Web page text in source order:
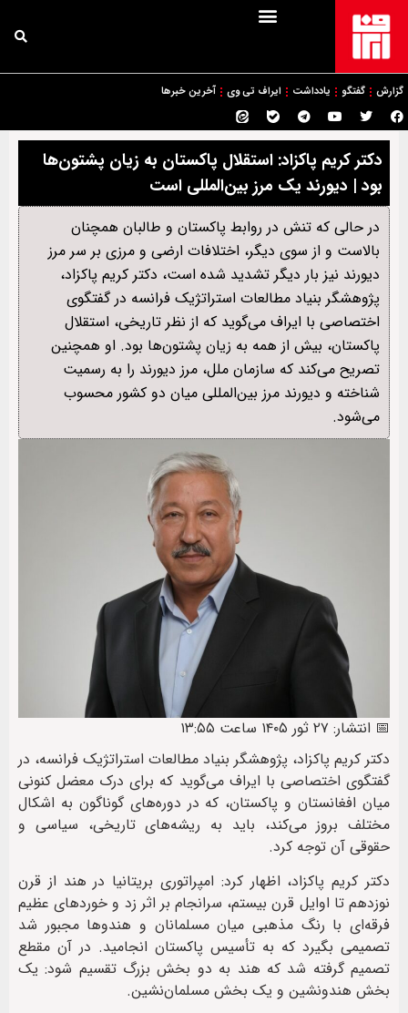
گزارش گفتگو یادداشت ایراف تی وی آخرین خبرها
دکتر کریم پاکزاد: استقلال پاکستان به زیان پشتون‌ها
بود | دیورند یک مرز بین‌المللی است
در حالی که تنش در روابط پاکستان و طالبان همچنان
بالاست و از سوی دیگر، اختلافات ارضی و مرزی بر سر مرز
دیورند نیز بار دیگر تشدید شده است، دکتر کریم پاکزاد،
پژوهشگر بنیاد مطالعات استراتژیک فرانسه در گفتگوی
اختصاصی با ایراف می‌گوید که از نظر تاریخی، استقلال
پاکستان، بیش از همه به زیان پشتون‌ها بود. او همچنین
تصریح می‌کند که سازمان ملل، مرز دیورند را به رسمیت
شناخته و دیورند مرز بین‌المللی میان دو کشور محسوب
می‌شود.
📅 انتشار: ۲۷ ثور ۱۴۰۵ ساعت ۱۳:۵۵
دکتر کریم پاکزاد، پژوهشگر بنیاد مطالعات استراتژیک فرانسه، در
گفتگوی اختصاصی با ایراف می‌‌گوید که برای درک معضل کنونی
میان افغانستان و پاکستان، که در دوره‌های گوناگون به اشکال
مختلف بروز می‌کند، باید به ریشه‌های تاریخی، سیاسی و
حقوقی آن توجه کرد.
دکتر کریم پاکزاد، اظهار کرد: امپراتوری بریتانیا در هند از قرن
نوزدهم تا اوایل قرن بیستم، سرانجام بر اثر زد و خوردهای عظیم
فرقه‌ای با رنگ مذهبی میان مسلمانان و هندوها مجبور شد
تصمیمی بگیرد که به تأسیس پاکستان انجامید. در آن مقطع
تصمیم گرفته شد که هند به دو بخش بزرگ تقسیم شود: یک
بخش هندونشین و یک بخش مسلمان‌نشین.